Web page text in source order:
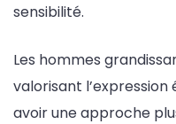
sensibilité.
Les hommes
valorisant
avoir une approche